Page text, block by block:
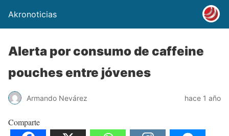
Akronoticias
Alerta por consumo de caffeine
pouches entre jóvenes
Armando Nevárez hace 1 año
Comparte